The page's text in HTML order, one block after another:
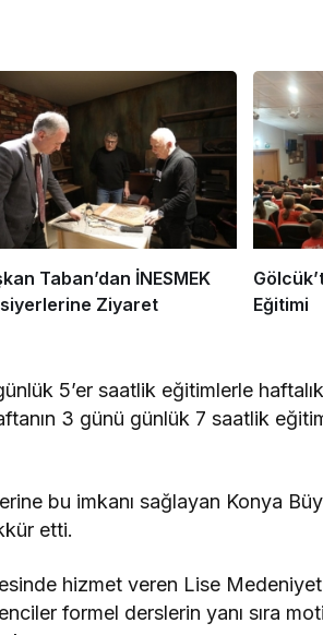
Taban’dan İNESMEK
Ziyaret
Eğitimi
5’er saatlik eğitimlerle
3 günü günlük 7 saatlik
bu imkanı sağlayan Konya
etti.
hizmet veren Lise
formel derslerin yanı sıra